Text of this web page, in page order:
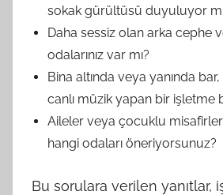
sokak gürültüsü duyuluyor
Daha sessiz olan arka cephe
odalarınız var mı?
Bina altında veya yanında
canlı müzik yapan bir işletme
Aileler veya çocuklu
hangi odaları öneriyorsunuz?
Bu sorulara verilen yanıtlar,